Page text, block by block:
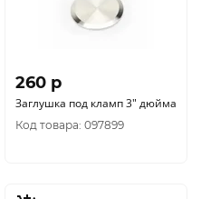
260 p
Заглушка под кламп 3" дюйма
Код товара: 097899